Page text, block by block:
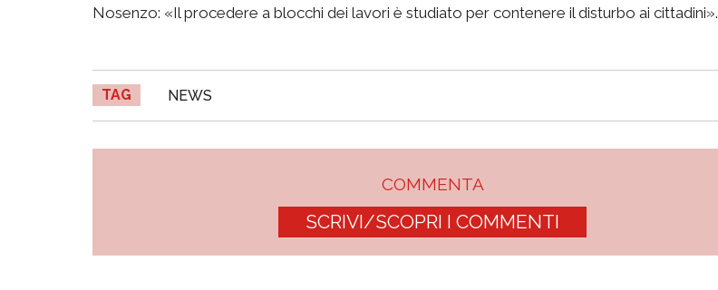
Nosenzo: «Il procedere a blocchi dei lavori è studiato per contenere il disturbo ai cittadini».
TAG NEWS
COMMENTA
SCRIVI/SCOPRI I COMMENTI